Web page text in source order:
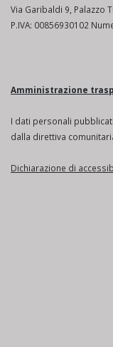
Via Garibaldi 9, Palazzo
P.IVA: 00856930102
Amministrazione
I dati personali
dalla direttiva
Dichiarazione di